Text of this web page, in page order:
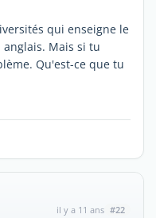
qui enseigne le
Mais si tu
Qu'est-ce que tu
il y a 11 ans #22